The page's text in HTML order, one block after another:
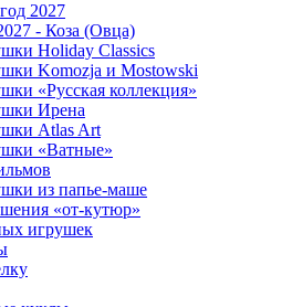
2027
- Коза (Овца)
Holiday Classics
Komozja и Mostowski
«Русская коллекция»
Ирена
Atlas Art
«Ватные»
из папье-маше
«от-кутюр»
игрушек